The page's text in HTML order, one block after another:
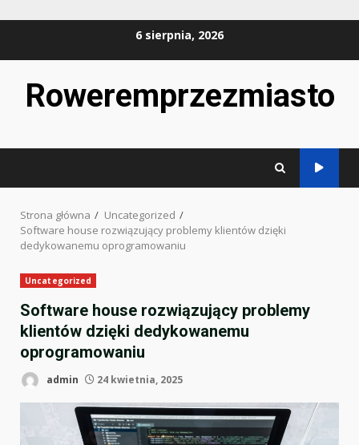
6 sierpnia, 2026
Roweremprzezmiasto
Strona główna
Uncategorized
Software house rozwiązujący problemy klientów dzięki
dedykowanemu oprogramowaniu
Uncategorized
Software house rozwiązujący problemy
klientów dzięki dedykowanemu
oprogramowaniu
admin 24 kwietnia, 2025